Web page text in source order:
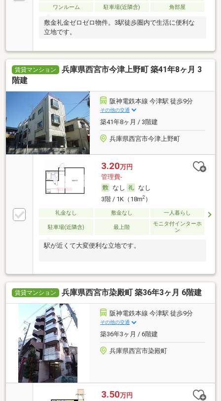
ワンルーム
駐車場(近隣含) 角部屋
敷金礼金ゼロゼロ物件。3駅徒歩圏内で生活に便利な
立地です。
賃貸マンション
兵庫県西宮市今津上野町 築41年8ヶ月 3
階建
阪神電鉄本線 今津駅 徒歩9分
その他の交通
築41年8ヶ月 / 3階建
兵庫県西宮市今津上野町
3.20万円
管理費-
なし
なし
3階 / 1K（18m2）
礼金なし 敷金なし 一人暮らし
駐車場(近隣含) 最上階
モニタ付インターホ
ン
駅が近くて大変便利な立地です。
賃貸マンション 兵庫県西宮市染殿町 築36年3ヶ月 6階建
阪神電鉄本線 今津駅 徒歩9分
その他の交通
築36年3ヶ月 / 6階建
兵庫県西宮市染殿町
3.50万円